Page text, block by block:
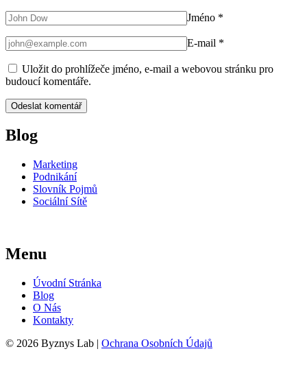
Jméno *
E-mail *
Uložit do prohlížeče jméno, e-mail a webovou stránku pro
budoucí komentáře.
Blog
Marketing
Podnikání
Slovník Pojmů
Sociální Sítě
Menu
Úvodní Stránka
Blog
O Nás
Kontakty
© 2026 Byznys Lab | Ochrana Osobních Údajů